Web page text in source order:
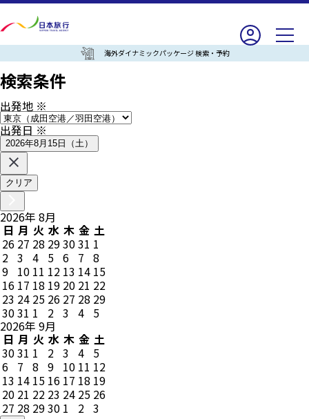
海外ダイナミックパッケージ 検索・予約
検索条件
出発地 ※
出発日※
2026年8月15日（土）
クリア
2026年 8月
日 月 火 水 木 金 土
26 27 28 293031 1
2 3 4 5 6 7 8
9 10 11 12 13 14 15
16 17 18 19 20 21 22
23 24 25 26 27 28 29
3031 1 2 3 4 5
2026年 9月
日 月 火 水 木 金 土
3031 1 2 3 4 5
6 7 8 9 10 11 12
13 14 15 16 17 18 19
20 21 22 23 24 25 26
27 28 2930 1 2 3